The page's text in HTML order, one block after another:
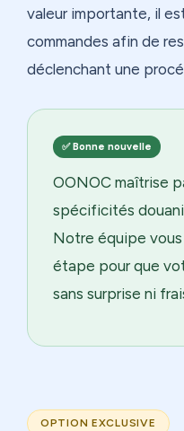
valeur importante, il
commandes afin de
déclenchant une
✅ Bonne nouvelle
OONOC maîtrise
spécificités
Notre équipe
étape pour que
sans surprise ni
OPTION EXCLUSIVE